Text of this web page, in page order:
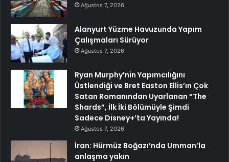
Ağustos 7, 2026
Alanyurt Yüzme Havuzunda Yapım
Çalışmaları Sürüyor
Ağustos 7, 2026
Ryan Murphy’nin Yapımcılığını
Üstlendiği ve Bret Easton Ellis’ın Çok
Satan Romanından Uyarlanan “The
Shards”, İlk İki Bölümüyle Şimdi
Sadece Disney+’ta Yayında!
Ağustos 7, 2026
İran: Hürmüz Boğazı’nda Umman’la
anlaşma yakın